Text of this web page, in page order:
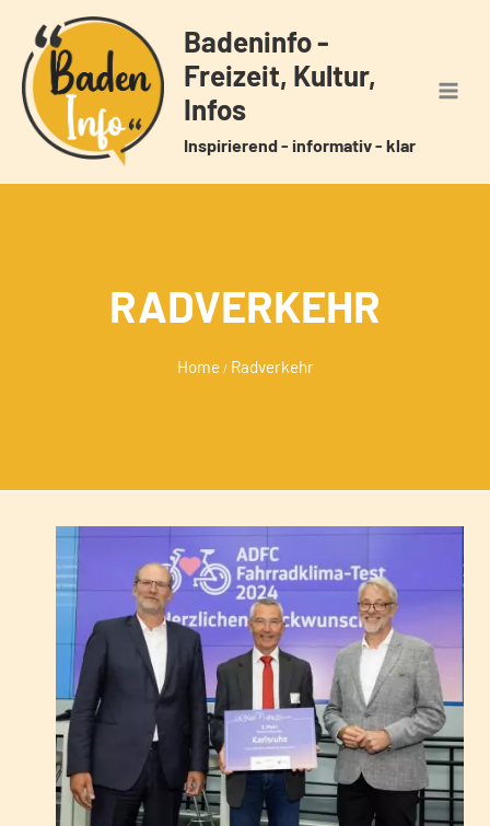
Inhalt
springen
Badeninfo -
Freizeit, Kultur,
Infos
Inspirierend - informativ - klar
RADVERKEHR
Home / Radverkehr